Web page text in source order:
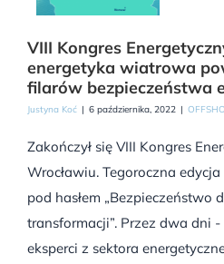
VIII Kongres
energetyka wiatrowa
filarów bezpieczeństwa
Justyna Koć | 6 października, 2022 |
Zakończył się VIII Kongres
Wrocławiu. Tegoroczna
pod hasłem „Bezpieczeństwo
transformacji”. Przez dwa dni
eksperci z sektora